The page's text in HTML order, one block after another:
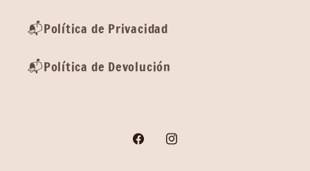
📬Política de Privacidad
📬Política de Devolución
FacebookInstagram